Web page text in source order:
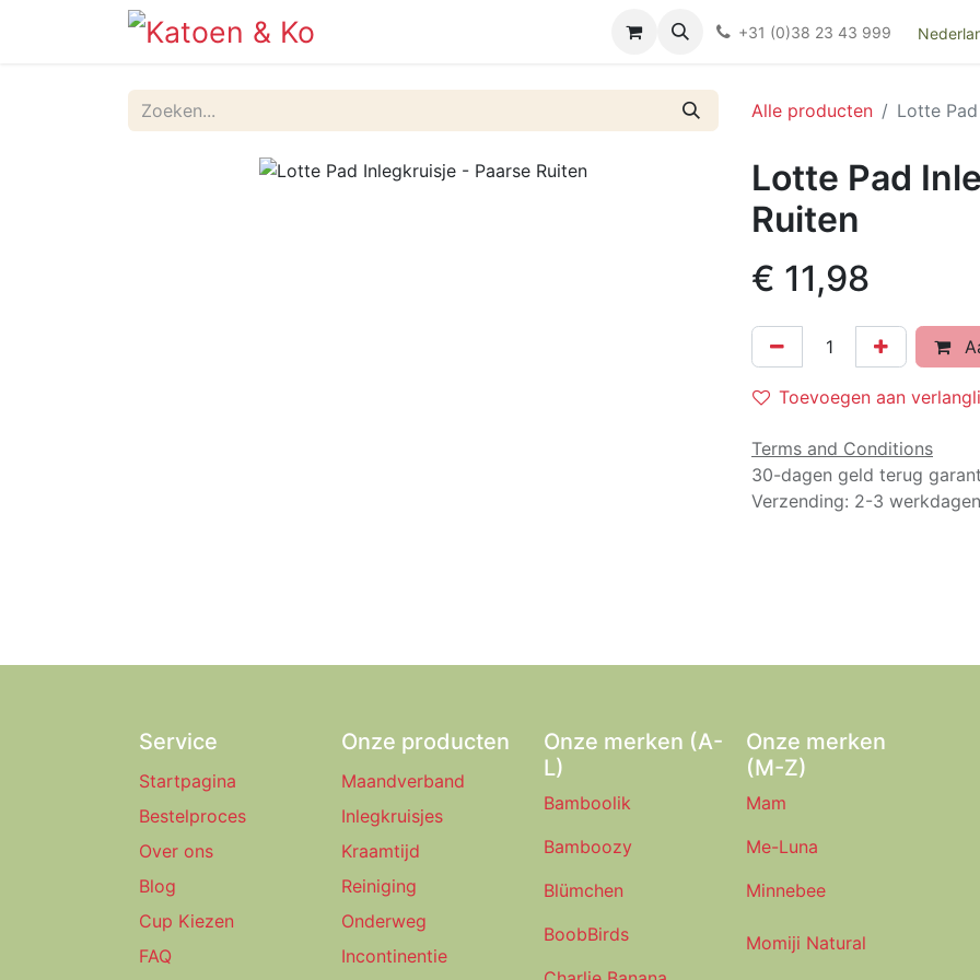
Kieswijzer nacht- en kraamverband
+31 (0)38 23 43 999
Alle producten Lotte
Lotte Pad
Ruiten
€ 11,98
Toevoegen aan
Terms and Conditions
30-dagen geld terug
Verzending: 2-3 werkdagen
Service
Startpagina
Bestelproces
Over ons
Blog
Cup Kiezen
FAQ
Onze merken (A-
L)
Bamboolik
Bamboozy
Blümchen
BoobBirds
Onze merken
(M-Z)
Mam
Me-Luna
Minnebee
Momiji Natural
Onze producten
Maandverband
Inlegkruisjes
Kraamtijd
Reiniging
Onderweg
Incontinentie